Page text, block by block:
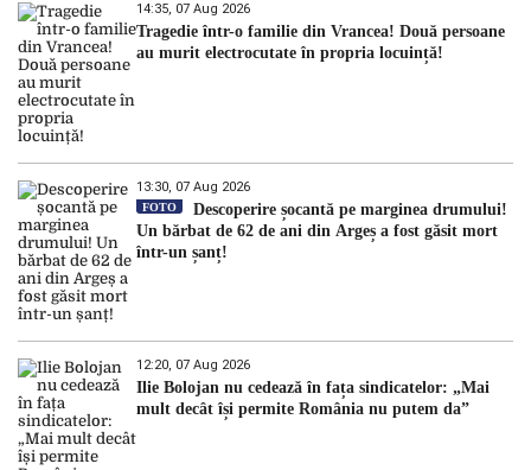
14:35, 07 Aug 2026
Tragedie într-o familie din Vrancea! Două persoane
au murit electrocutate în propria locuință!
13:30, 07 Aug 2026
FOTO
Descoperire șocantă pe marginea drumului!
Un bărbat de 62 de ani din Argeș a fost găsit mort
într-un șanț!
12:20, 07 Aug 2026
Ilie Bolojan nu cedează în fața sindicatelor: „Mai
mult decât își permite România nu putem da”